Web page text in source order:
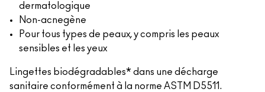
dermatologique
Non-acnegène
Pour tous types de peaux, y compris les peaux
sensibles et les yeux
Lingettes biodégradables* dans une décharge
sanitaire conformément à la norme ASTM D5511.